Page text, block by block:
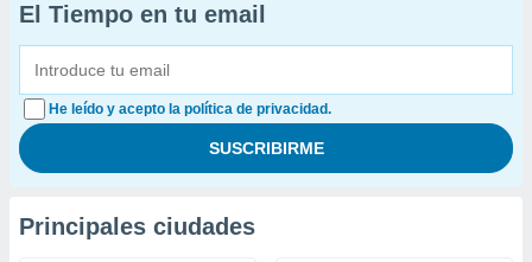
El Tiempo en tu email
He leído y acepto la política de privacidad.
Principales ciudades